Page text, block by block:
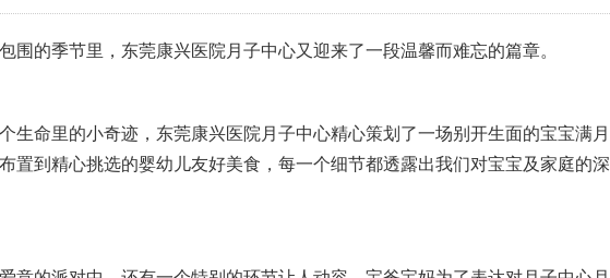
围的季节里，东莞康兴医院月子中心又迎来了一段温馨而难忘的篇章。
生命里的小奇迹，东莞康兴医院月子中心精心策划了一场别开生面的宝宝满月
置到精心挑选的婴幼儿友好美食，每一个细节都透露出我们对宝宝及家庭的深